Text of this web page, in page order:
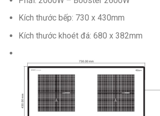
Kích thước bếp: 730 x 430mm
Kích thước khoét đá: 680 x 382mm